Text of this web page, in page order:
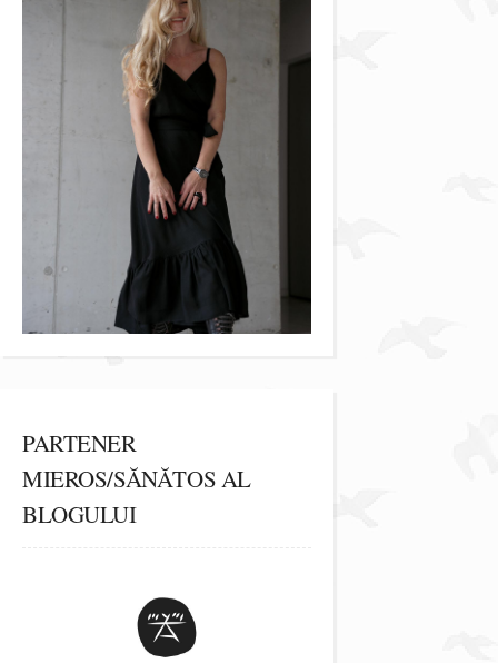
PARTENER
MIEROS/SĂNĂTOS AL
BLOGULUI